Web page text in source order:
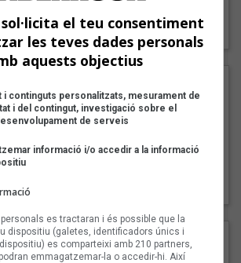
Carmen y Maríael teu consentiment
les teves dades personals
aquests objectius
i continguts personalitzats, mesurament de
i del contingut, investigació sobre el
de serveis
informació i/o accedir a la informació
es tractaran i és possible que la
dispositiu (galetes, identificadors únics i
es comparteixi amb 210 partners,
emmagatzemar-la o accedir-hi. Així